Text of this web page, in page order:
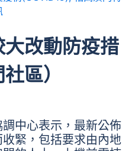
改動防疫措
區）
中心表示，最新公佈
緊，包括要求由內地